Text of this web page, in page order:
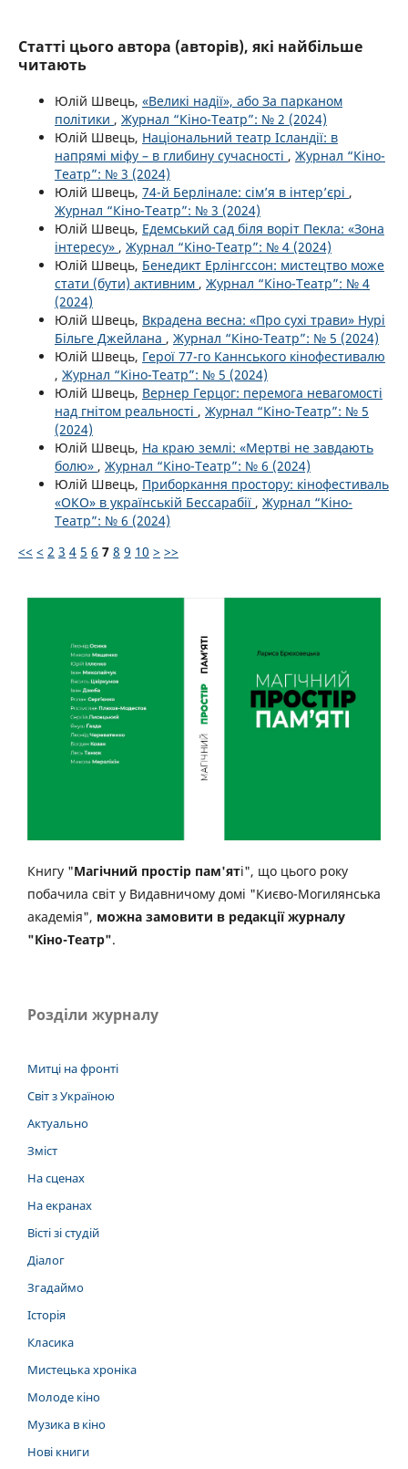
Статті цього автора (авторів), які найбільше
читають
Юлій Швець, «Великі надії», або За парканом
політики , Журнал “Кіно-Театр”: № 2 (2024)
Юлій Швець, Національний театр Ісландії: в
напрямі міфу – в глибину сучасності , Журнал “Кіно-
Театр”: № 3 (2024)
Юлій Швець, 74-й Берлінале: сім’я в інтер’єрі ,
Журнал “Кіно-Театр”: № 3 (2024)
Юлій Швець, Едемський сад біля воріт Пекла: «Зона
інтересу» , Журнал “Кіно-Театр”: № 4 (2024)
Юлій Швець, Бенедикт Ерлінгссон: мистецтво може
стати (бути) активним , Журнал “Кіно-Театр”: № 4
(2024)
Юлій Швець, Вкрадена весна: «Про сухі трави» Нурі
Більге Джейлана , Журнал “Кіно-Театр”: № 5 (2024)
Юлій Швець, Герої 77-го Каннського кінофестивалю
, Журнал “Кіно-Театр”: № 5 (2024)
Юлій Швець, Вернер Герцог: перемога невагомості
над гнітом реальності , Журнал “Кіно-Театр”: № 5
(2024)
Юлій Швець, На краю землі: «Мертві не завдають
болю» , Журнал “Кіно-Театр”: № 6 (2024)
Юлій Швець, Приборкання простору: кінофестиваль
«ОКО» в українській Бессарабії , Журнал “Кіно-
Театр”: № 6 (2024)
<< < 2 3 4 5 6 7 8 9 10 > >>
Книгу "Магічний простір пам'яті", що цього року
побачила світ у Видавничому домі "Києво-Могилянська
академія", можна замовити в редакції журналу
"Кіно-Театр".
Розділи журналу
Митці на фронті
Світ з Україною
Актуально
Зміст
На сценах
На екранах
Вісті зі студій
Діалог
Згадаймо
Історія
Класика
Мистецька хроніка
Молоде кіно
Музика в кіно
Нові книги